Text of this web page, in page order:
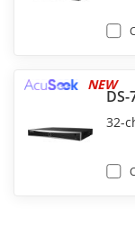
NEW
32-